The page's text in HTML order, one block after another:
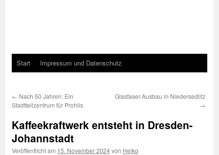
Start Impressum und Datenschutz
← Nach 50 Jahren: Ein
Stadtteilzentrum für Prohlis
Glasfaser-Ausbau in Niedersedlitz
→
Kaffeekraftwerk entsteht in Dresden-
Johannstadt
Veröffentlicht am 15. November 2024von Heiko